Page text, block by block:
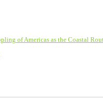
of Americas as the Coastal